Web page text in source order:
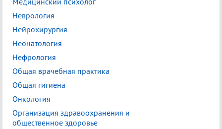
Неврология
Нейрохирургия
Неонатология
Нефрология
Общая врачебная практика
Общая гигиена
Онкология
Организация здравоохранения и
общественное здоровье